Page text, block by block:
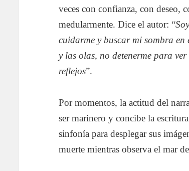
veces con confianza, con deseo,
medularmente. Dice el autor: “
cuidarme y buscar mi sombra
y las olas, no detenerme para
reflejos”.
Por momentos, la actitud del
ser marinero y concibe la
sinfonía para desplegar sus
muerte mientras observa el mar